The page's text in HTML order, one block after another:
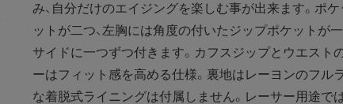
み、自分だけのエイジングを楽しむ事が出来ます。ポ
ットが二つ、左胸には角度の付いたジップポケットが
サイドに一つずつ付きます。カフスジップとウエスト
ーはフィット感を高める仕様。裏地はレーヨンのフル
な着脱式ライニングは付属しません。レーサー用途で